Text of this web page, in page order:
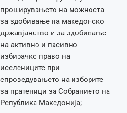
проширувањето на можноста
за здобивање на македонско
државјанство и за здобивање
на активно и пасивно
избирачко право на
иселениците при
спроведувањето на изборите
за пратеници за Собранието на
Република Македонија;